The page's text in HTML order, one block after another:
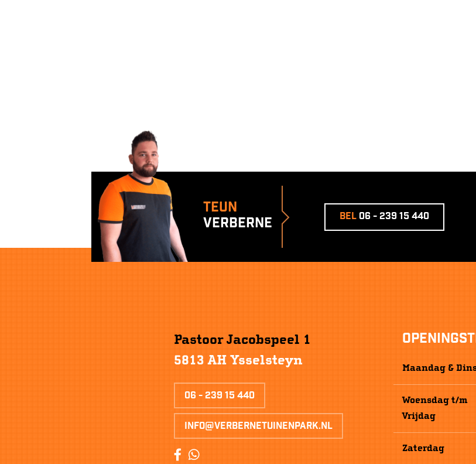
Teun
Verberne Bel 06 - 239 15 440
Pastoor Jacobspeel 1
5813 AH Ysselsteyn
06 - 239 15 440
info@verbernetuinenpark.nl
Maandag &
Woensdag t/m
Vrijdag
Zaterdag